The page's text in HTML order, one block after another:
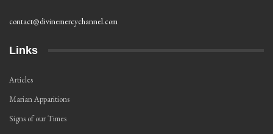
contact@divinemercychannel.com
Links
Articles
Marian Apparitions
Signs of our Times